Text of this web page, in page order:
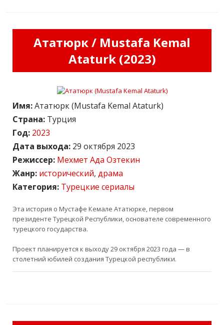
Ататюрк / Mustafa Kemal
Ataturk (2023)
Имя:Ататюрк (Mustafa Kemal Ataturk)
Страна: Турция
Год: 2023
Дата выхода: 29 октября 2023
Режиссер: Мехмет Ада Озтекин
Жанр: исторический, драма
Категория: Турецкие сериалы
Эта история о Мустафе Кемале Ататюрке, первом
президенте Турецкой Республики, основателе современного
турецкого государства.
Проект планируется к выходу 29 октября 2023 года — в
столетний юбилей создания Турецкой республики.